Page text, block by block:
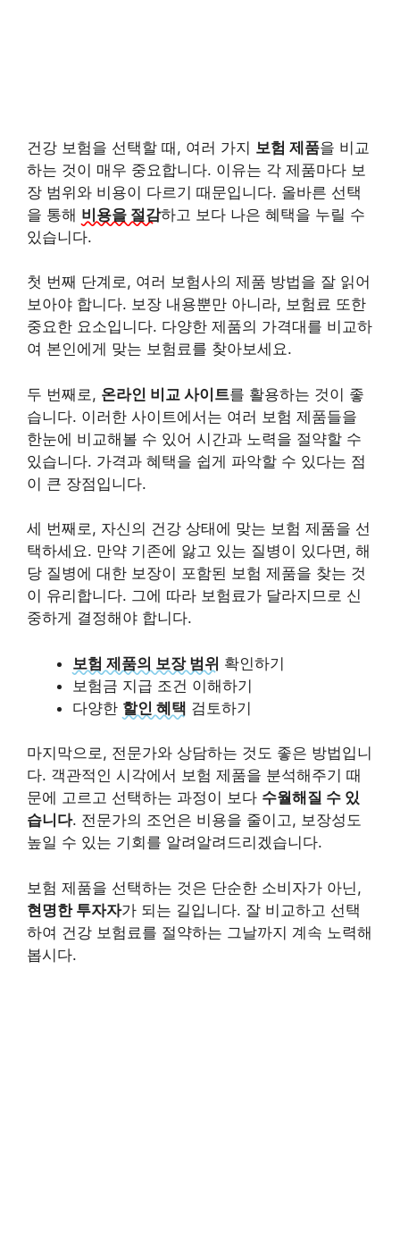
건강 보험을 선택할 때, 여러 가지 보험 제품을 비교
하는 것이 매우 중요합니다. 이유는 각 제품마다 보
장 범위와 비용이 다르기 때문입니다. 올바른 선택
을 통해 비용을 절감하고 보다 나은 혜택을 누릴 수
있습니다.
첫 번째 단계로, 여러 보험사의 제품 방법을 잘 읽어
보아야 합니다. 보장 내용뿐만 아니라, 보험료 또한
중요한 요소입니다. 다양한 제품의 가격대를 비교하
여 본인에게 맞는 보험료를 찾아보세요.
두 번째로, 온라인 비교 사이트를 활용하는 것이 좋
습니다. 이러한 사이트에서는 여러 보험 제품들을
한눈에 비교해볼 수 있어 시간과 노력을 절약할 수
있습니다. 가격과 혜택을 쉽게 파악할 수 있다는 점
이 큰 장점입니다.
세 번째로, 자신의 건강 상태에 맞는 보험 제품을 선
택하세요. 만약 기존에 앓고 있는 질병이 있다면, 해
당 질병에 대한 보장이 포함된 보험 제품을 찾는 것
이 유리합니다. 그에 따라 보험료가 달라지므로 신
중하게 결정해야 합니다.
보험 제품의 보장 범위 확인하기
보험금 지급 조건 이해하기
다양한 할인 혜택 검토하기
마지막으로, 전문가와 상담하는 것도 좋은 방법입니
다. 객관적인 시각에서 보험 제품을 분석해주기 때
문에 고르고 선택하는 과정이 보다 수월해질 수 있
습니다. 전문가의 조언은 비용을 줄이고, 보장성도
높일 수 있는 기회를 알려알려드리겠습니다.
보험 제품을 선택하는 것은 단순한 소비자가 아닌,
현명한 투자자가 되는 길입니다. 잘 비교하고 선택
하여 건강 보험료를 절약하는 그날까지 계속 노력해
봅시다.